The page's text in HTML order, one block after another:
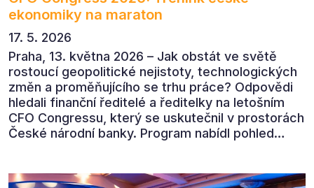
ekonomiky na maraton
17. 5. 2026
Praha, 13. května 2026 – Jak obstát ve světě
rostoucí geopolitické nejistoty, technologických
změn a proměňujícího se trhu práce? Odpovědi
hledali finanční ředitelé a ředitelky na letošním
CFO Congressu, který se uskutečnil v prostorách
České národní banky. Program nabídl pohled
automatizaci, leadership i budoucnost role CFO.